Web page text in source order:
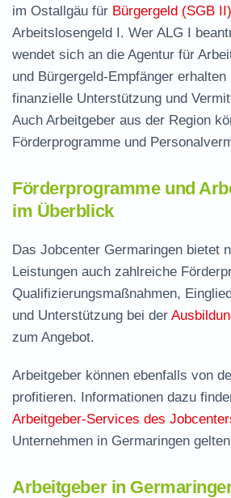
im Ostallgäu für Bürgergeld (SGB II)
Arbeitslosengeld I. Wer ALG I
wendet sich an die Agentur für
und Bürgergeld-Empfänger erhalten
finanzielle Unterstützung und
Auch Arbeitgeber aus der Region
Förderprogramme und
Förderprogramme und
im Überblick
Das Jobcenter Germaringen bietet
Leistungen auch zahlreiche
Qualifizierungsmaßnahmen,
und Unterstützung bei der
zum Angebot.
Arbeitgeber können ebenfalls von
profitieren. Informationen dazu
Arbeitgeber-Services des
Unternehmen in Germaringen
Arbeitgeber in